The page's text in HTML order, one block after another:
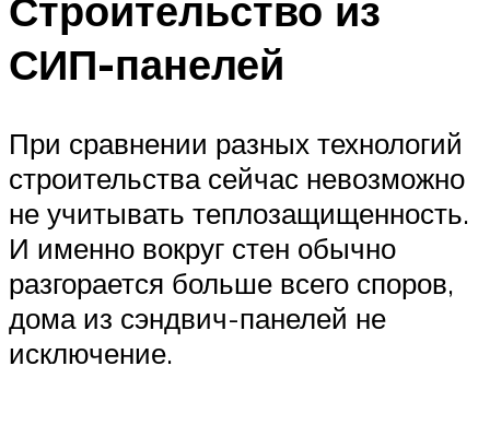
Строительство из
СИП-панелей
При сравнении разных технологий
строительства сейчас невозможно
не учитывать теплозащищенность.
И именно вокруг стен обычно
разгорается больше всего споров,
дома из сэндвич-панелей не
исключение.